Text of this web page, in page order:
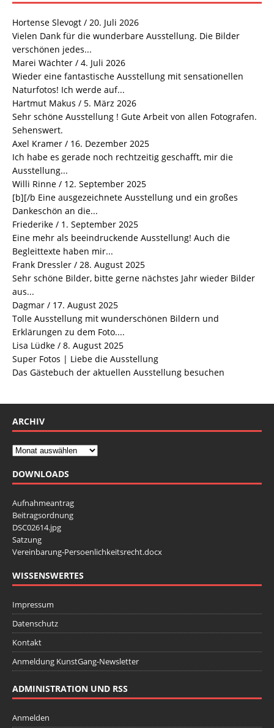
Hortense Slevogt / 20. Juli 2026
Vielen Dank für die wunderbare Ausstellung. Die Bilder
verschönen jedes...
Marei Wächter / 4. Juli 2026
Wieder eine fantastische Ausstellung mit sensationellen
Naturfotos! Ich werde auf...
Hartmut Makus / 5. März 2026
Sehr schöne Ausstellung ! Gute Arbeit von allen Fotografen.
Sehenswert.
Axel Kramer / 16. Dezember 2025
Ich habe es gerade noch rechtzeitig geschafft, mir die
Ausstellung...
Willi Rinne / 12. September 2025
[b][/b Eine ausgezeichnete Ausstellung und ein großes
Dankeschön an die...
Friederike / 1. September 2025
Eine mehr als beeindruckende Ausstellung! Auch die
Begleittexte haben mir...
Frank Dressler / 28. August 2025
Sehr schöne Bilder, bitte gerne nächstes Jahr wieder Bilder
aus...
Dagmar / 17. August 2025
Tolle Ausstellung mit wunderschönen Bildern und
Erklärungen zu dem Foto....
Lisa Lüdke / 8. August 2025
Super Fotos | Liebe die Ausstellung
Das Gästebuch der aktuellen Ausstellung besuchen
ARCHIV
DOWNLOADS
Aufnahmeantrag
Beitragsordnung
DSC02614.jpg
Satzung
Vereinbarung-Persoenlichkeitsrecht.docx
WISSENSWERTES
Impressum
Datenschutz
Kontakt
Anmeldung KunstGang-Newsletter
ADMINISTRATION UND RSS
Anmelden